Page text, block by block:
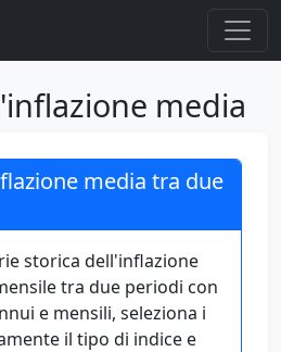
media
media tra due
storica dell'inflazione
tra due periodi con
e mensili, seleziona i
il tipo di indice e